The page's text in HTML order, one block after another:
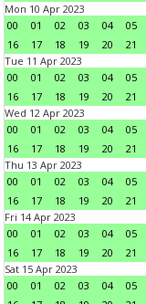
Mon 10 Apr 2023
00
01 02 03 04 05
16
17 18 19 20 21
Tue 11 Apr 2023
00
01 02 03 04 05
16
17 18 19 20 21
Wed 12 Apr 2023
00
01 02 03 04 05
16
17 18 19 20 21
Thu 13 Apr 2023
00
01 02 03 04 05
16
17 18 19 20 21
Fri 14 Apr 2023
00
01 02 03 04 05
16
17 18 19 20 21
Sat 15 Apr 2023
00
01 02 03 04 05